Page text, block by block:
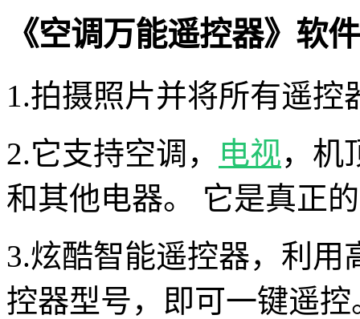
《空调万能遥控器》软
1.拍摄照片并将所有遥控
2.它支持空调，
电视，机
和其他电器。 它是真正
3.炫酷智能遥控器，利用
控器型号，即可一键遥控